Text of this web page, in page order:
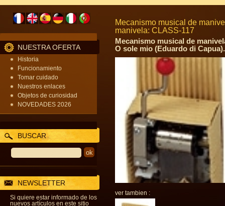
NUESTRA OFERTA
Historia
Funcionamiento
Tomar cuidado
Nuestros enlaces
Objetos de curiosidad
NOVEDADES 2026
BUSCAR
NEWSLETTER
Si quiere estar informado de los
nuevos artículos en este sitio
Mecanismo musical de
manivela: CLASS-117
Mecanismo musical de
O sole mio (Eduardo di Capua).
ver tambien :